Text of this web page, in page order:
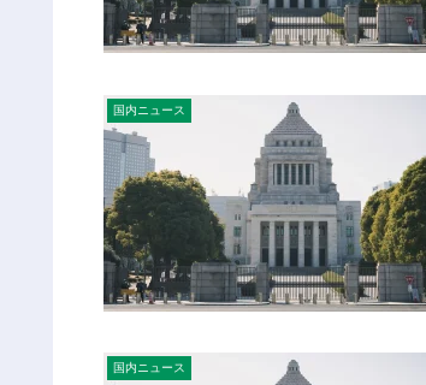
国内ニュース
国内ニュース